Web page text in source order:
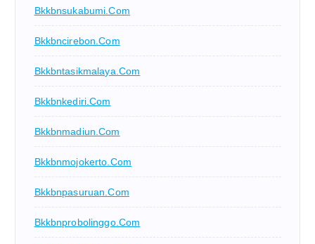
Bkkbnsukabumi.com
Bkkbncirebon.com
Bkkbntasikmalaya.com
Bkkbnkediri.com
Bkkbnmadiun.com
Bkkbnmojokerto.com
Bkkbnpasuruan.com
Bkkbnprobolinggo.com